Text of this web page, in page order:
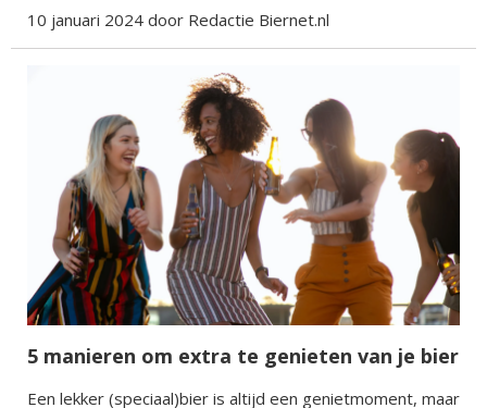
10 januari 2024 door Redactie Biernet.nl
5 manieren om extra te genieten van je bier
Een lekker (speciaal)bier is altijd een genietmoment, maar